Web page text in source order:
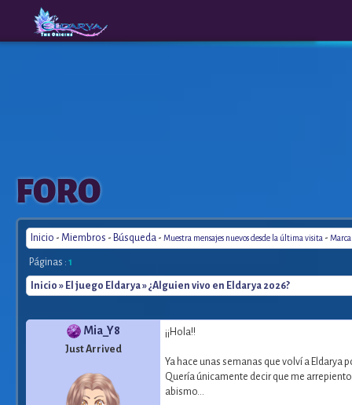
The
Origins
FORO
Inicio - Miembros - Búsqueda - Muestra mensajes nuevos desde la última visita - Marca
Páginas : 1
Inicio » El juego Eldarya» ¿Alguien vivo en Eldarya 2026?
Mia_Y8
Just Arrived
¡¡Hola!!
Ya hace unas semanas que volví a Eldarya
Quería únicamente decir que me
abismo...